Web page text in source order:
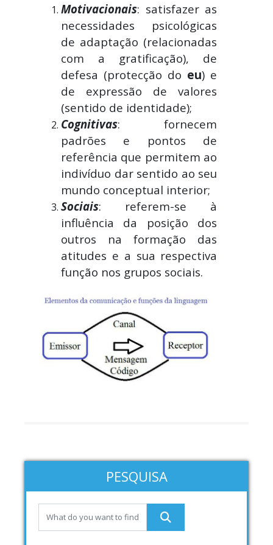
Motivacionais: satisfazer as
necessidades psicológicas
de adaptação (relacionadas
com a gratificação), de
defesa (protecção do eu) e
de expressão de valores
(sentido de identidade);
Cognitivas: fornecem
padrões e pontos de
referência que permitem ao
indivíduo dar sentido ao seu
mundo conceptual interior;
Sociais: referem-se à
influência da posição dos
outros na formação das
atitudes e a sua respectiva
função nos grupos sociais.
PESQUISA